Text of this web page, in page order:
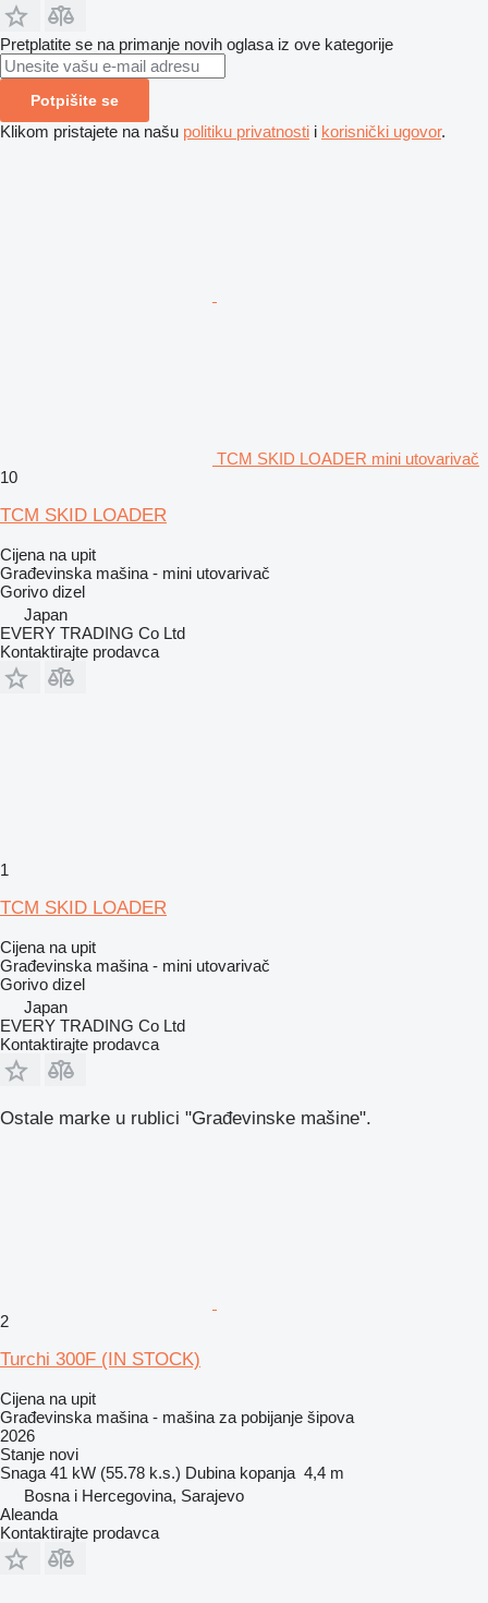
Pretplatite se na primanje novih oglasa iz ove kategorije
Potpišite se
Klikom pristajete na našu politiku privatnosti i korisnički ugovor.
TCM SKID LOADER mini utovarivač
10
TCM SKID LOADER
Cijena na upit
Građevinska mašina - mini utovarivač
Gorivo dizel
Japan
EVERY TRADING Co Ltd
Kontaktirajte prodavca
1
TCM SKID LOADER
Cijena na upit
Građevinska mašina - mini utovarivač
Gorivo dizel
Japan
EVERY TRADING Co Ltd
Kontaktirajte prodavca
Ostale marke u rublici "Građevinske mašine".
2
Turchi 300F (IN STOCK)
Cijena na upit
Građevinska mašina - mašina za pobijanje šipova
2026
Stanje novi
Snaga 41 kW (55.78 k.s.) Dubina kopanja 4,4 m
Bosna i Hercegovina, Sarajevo
Aleanda
Kontaktirajte prodavca